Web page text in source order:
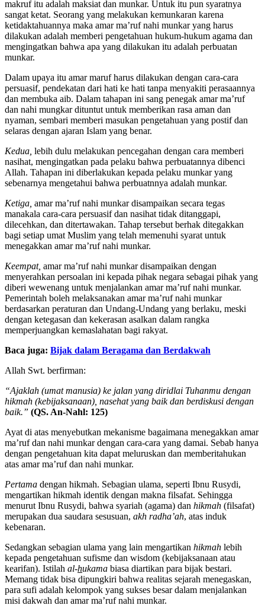
makruf itu adalah maksiat dan munkar. Untuk itu pun syaratnya
sangat ketat. Seorang yang melakukan kemunkaran karena
ketidaktahuannya maka amar ma’ruf nahi munkar yang harus
dilakukan adalah memberi pengetahuan hukum-hukum agama dan
mengingatkan bahwa apa yang dilakukan itu adalah perbuatan
munkar.
Dalam upaya itu amar maruf harus dilakukan dengan cara-cara
persuasif, pendekatan dari hati ke hati tanpa menyakiti perasaannya
dan membuka aib. Dalam tahapan ini sang penegak amar ma’ruf
dan nahi mungkar dituntut untuk memberikan rasa aman dan
nyaman, sembari memberi masukan pengetahuan yang postif dan
selaras dengan ajaran Islam yang benar.
Kedua, lebih dulu melakukan pencegahan dengan cara memberi
nasihat, mengingatkan pada pelaku bahwa perbuatannya dibenci
Allah. Tahapan ini diberlakukan kepada pelaku munkar yang
sebenarnya mengetahui bahwa perbuatnnya adalah munkar.
Ketiga, amar ma’ruf nahi munkar disampaikan secara tegas
manakala cara-cara persuasif dan nasihat tidak ditanggapi,
dilecehkan, dan ditertawakan. Tahap tersebut berhak ditegakkan
bagi setiap umat Muslim yang telah memenuhi syarat untuk
menegakkan amar ma’ruf nahi munkar.
Keempat, amar ma’ruf nahi munkar disampaikan dengan
menyerahkan persoalan ini kepada pihak negara sebagai pihak yang
diberi wewenang untuk menjalankan amar ma’ruf nahi munkar.
Pemerintah boleh melaksanakan amar ma’ruf nahi munkar
berdasarkan peraturan dan Undang-Undang yang berlaku, meski
dengan ketegasan dan kekerasan asalkan dalam rangka
memperjuangkan kemaslahatan bagi rakyat.
Baca juga: Bijak dalam Beragama dan Berdakwah
Allah Swt. berfirman:
“Ajaklah (umat manusia) ke jalan yang diridlai Tuhanmu dengan
hikmah (kebijaksanaan), nasehat yang baik dan berdiskusi dengan
baik.” (QS. An-Nahl: 125)
Ayat di atas menyebutkan mekanisme bagaimana menegakkan amar
ma’ruf dan nahi munkar dengan cara-cara yang damai. Sebab hanya
dengan pengetahuan kita dapat meluruskan dan memberitahukan
atas amar ma’ruf dan nahi munkar.
Pertama dengan hikmah. Sebagian ulama, seperti Ibnu Rusydi,
mengartikan hikmah identik dengan makna filsafat. Sehingga
menurut Ibnu Rusydi, bahwa syariah (agama) dan hikmah (filsafat)
merupakan dua saudara sesusuan, akh radha’ah, atas induk
kebenaran.
Sedangkan sebagian ulama yang lain mengartikan hikmah lebih
kepada pengetahuan sufisme dan wisdom (kebijaksanaan atau
kearifan). Istilah al-hukama biasa diartikan para bijak bestari.
Memang tidak bisa dipungkiri bahwa realitas sejarah menegaskan,
para sufi adalah kelompok yang sukses besar dalam menjalankan
misi dakwah dan amar ma’ruf nahi munkar.